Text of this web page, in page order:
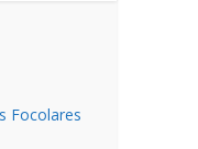
Focolares